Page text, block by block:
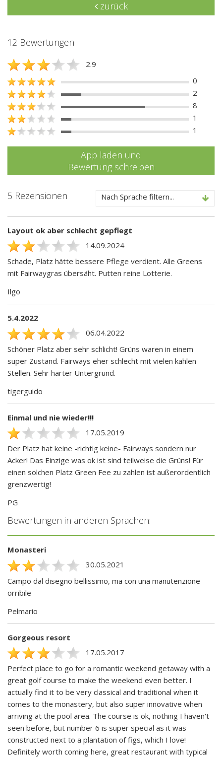
zurück
12 Bewertungen
2.9
0
2
8
1
1
App laden und
Bewertung schreiben
5 Rezensionen Nach Sprache filtern...
Layout ok aber schlecht gepflegt
14.09.2024
Schade, Platz hätte bessere Pflege verdient. Alle Greens
mit Fairwaygras übersäht. Putten reine Lotterie.
Ilgo
5.4.2022
06.04.2022
Schöner Platz aber sehr schlicht! Grüns waren in einem
super Zustand. Fairways eher schlecht mit vielen kahlen
Stellen. Sehr harter Untergrund.
tigerguido
Einmal und nie wieder!!!
17.05.2019
Der Platz hat keine -richtig keine- Fairways sondern nur
Acker! Das Einzige was ok ist sind teilweise die Grüns! Für
einen solchen Platz Green Fee zu zahlen ist außerordentlich
grenzwertig!
PG
Bewertungen in anderen Sprachen:
Monasteri
30.05.2021
Campo dal disegno bellissimo, ma con una manutenzione
orribile
Pelmario
Gorgeous resort
17.05.2017
Perfect place to go for a romantic weekend getaway with a
great golf course to make the weekend even better. I
actually find it to be very classical and traditional when it
comes to the monastery, but also super innovative when
arriving at the pool area. The course is ok, nothing I haven't
seen before, but number 6 is super special as it was
constructed next to a plantation of figs, which I love!
Definitely worth coming here, great restaurant with typical